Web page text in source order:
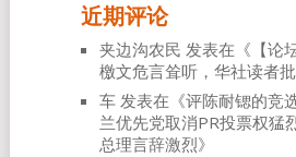
近期评论
夹边沟农民 发表在《 【论
檄文危言耸听，华社读者
车发表在《评陈耐锶的竞
兰优先党取消PR投票权猛
总理言辞激烈》